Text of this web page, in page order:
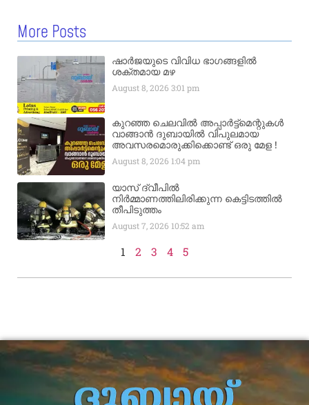
More Posts
ഷാർജയുടെ വിവിധ ഭാഗങ്ങളിൽ
ശക്തമായ മഴ
August 8, 20263:01 pm
കുറഞ്ഞ ചെലവിൽ അപ്പാർട്ട്മെന്റുകൾ
വാങ്ങാൻ ദുബായിൽ വിപുലമായ
അവസരമൊരുക്കിക്കൊണ്ട് ഒരു മേള !
August 8, 2026 1:04 pm
യാസ് ദ്വീപിൽ
നിർമ്മാണത്തിലിരിക്കുന്ന കെട്ടിടത്തിൽ
തീപിടുത്തം
August 7, 2026 10:52 am
1 2 3 4 5